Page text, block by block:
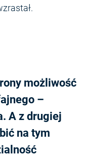
możliwość
–
A z drugiej
na tym